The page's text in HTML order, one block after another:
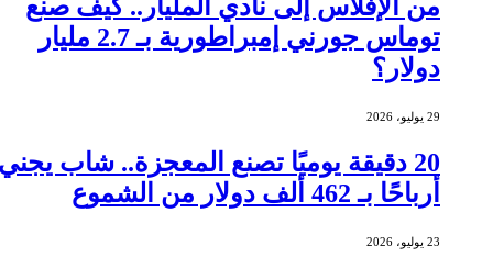
من الإفلاس إلى نادي المليار.. كيف صنع
توماس جورني إمبراطورية بـ 2.7 مليار
دولار؟
29 يوليو، 2026
20 دقيقة يوميًا تصنع المعجزة.. شاب يجني
أرباحًا بـ 462 ألف دولار من الشموع
23 يوليو، 2026